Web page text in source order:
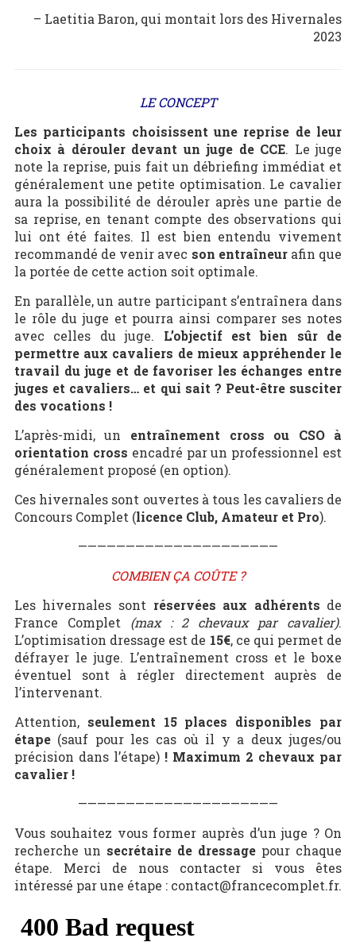
– Laetitia Baron, qui montait lors des Hivernales
2023
LE CONCEPT
Les participants choisissent une reprise de leur
choix à dérouler devant un juge de CCE. Le juge
note la reprise, puis fait un débriefing immédiat et
généralement une petite optimisation. Le cavalier
aura la possibilité de dérouler après une partie de
sa reprise, en tenant compte des observations qui
lui ont été faites. Il est bien entendu vivement
recommandé de venir avec son entraîneurafin que
la portée de cette action soit optimale.
En parallèle, un autre participant s’entraînera dans
le rôle du juge et pourra ainsi comparer ses notes
avec celles du juge. L’objectif est bien sûr de
permettre aux cavaliers de mieux appréhender le
travail du juge et de favoriser les échanges entre
juges et cavaliers… et qui sait ? Peut-être susciter
des vocations !
L’après-midi, un entraînement cross ou CSO à
orientation cross encadré par un professionnel est
généralement proposé (en option).
Ces hivernales sont ouvertes à tous les cavaliers de
Concours Complet (licence Club, Amateur et Pro).
—————————————————————
COMBIEN ÇA COÛTE ?
Les hivernales sont réservées aux adhérents de
France Complet (max : 2 chevaux par cavalier).
L’optimisation dressage est de 15€, ce qui permet de
défrayer le juge. L’entraînement cross et le boxe
éventuel sont à régler directement auprès de
l’intervenant.
Attention, seulement 15 places disponibles par
étape (sauf pour les cas où il y a deux juges/ou
précision dans l’étape)! Maximum 2 chevaux par
cavalier !
—————————————————————
Vous souhaitez vous former auprès d’un juge ? On
recherche un secrétaire de dressage pour chaque
étape. Merci de nous contacter si vous êtes
intéressé par une étape : contact@francecomplet.fr.